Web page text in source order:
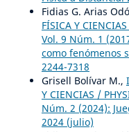
Fidias G. Arias
FÍSICA Y
Vol. 9 Núm. 1
como fenómenos
2244-7318
Grisell Bolívar M.,
Y CIENCIAS /
Núm. 2 (2024):
2024 (julio)